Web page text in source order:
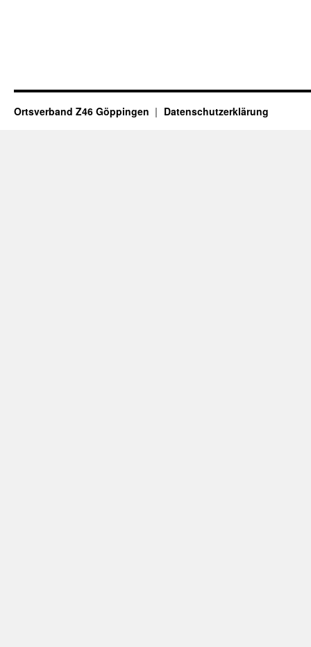
Ortsverband Z46 Göppingen Datenschutzerklärung